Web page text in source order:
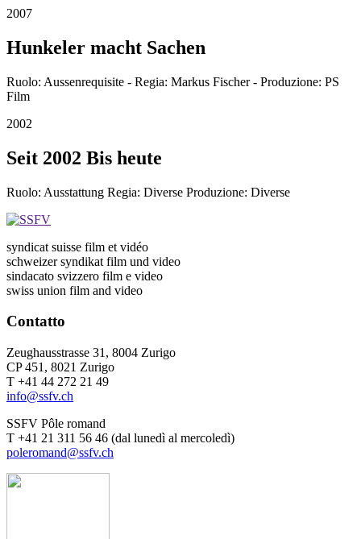
2007
Hunkeler macht Sachen
Ruolo: Aussenrequisite - Regia: Markus Fischer - Produzione: PS
Film
2002
Seit 2002 Bis heute
Ruolo: Ausstattung Regia: Diverse Produzione: Diverse
syndicat suisse film et vidéo
schweizer syndikat film und video
sindacato svizzero film e video
swiss union film and video
Contatto
Zeughausstrasse 31, 8004 Zurigo
CP 451, 8021 Zurigo
T +41 44 272 21 49
info@ssfv.ch
SSFV Pôle romand
T +41 21 311 56 46 (dal lunedì al mercoledì)
poleromand@ssfv.ch